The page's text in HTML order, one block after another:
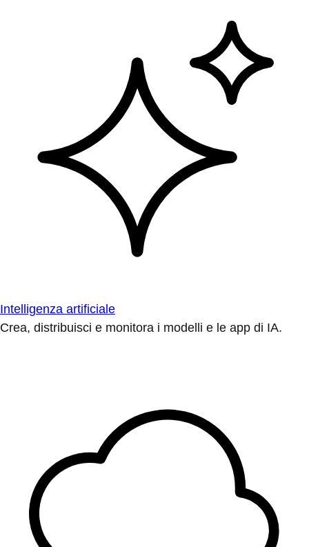
Intelligenza artificiale
Crea, distribuisci e monitora i modelli e le app di IA.